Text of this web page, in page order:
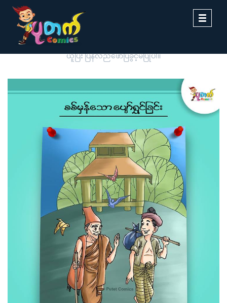
Toggle
ပုတက်ကာတွန်းမှ မူပိုင်စီစဉ်တင်ဆက်ထားခြင်းဖြစ်ပါသည်။ တစ်ဆင့်ကူး
ယူပြီး ပြန်လည်ဖော်ပြခွင့်မပြုပါ။